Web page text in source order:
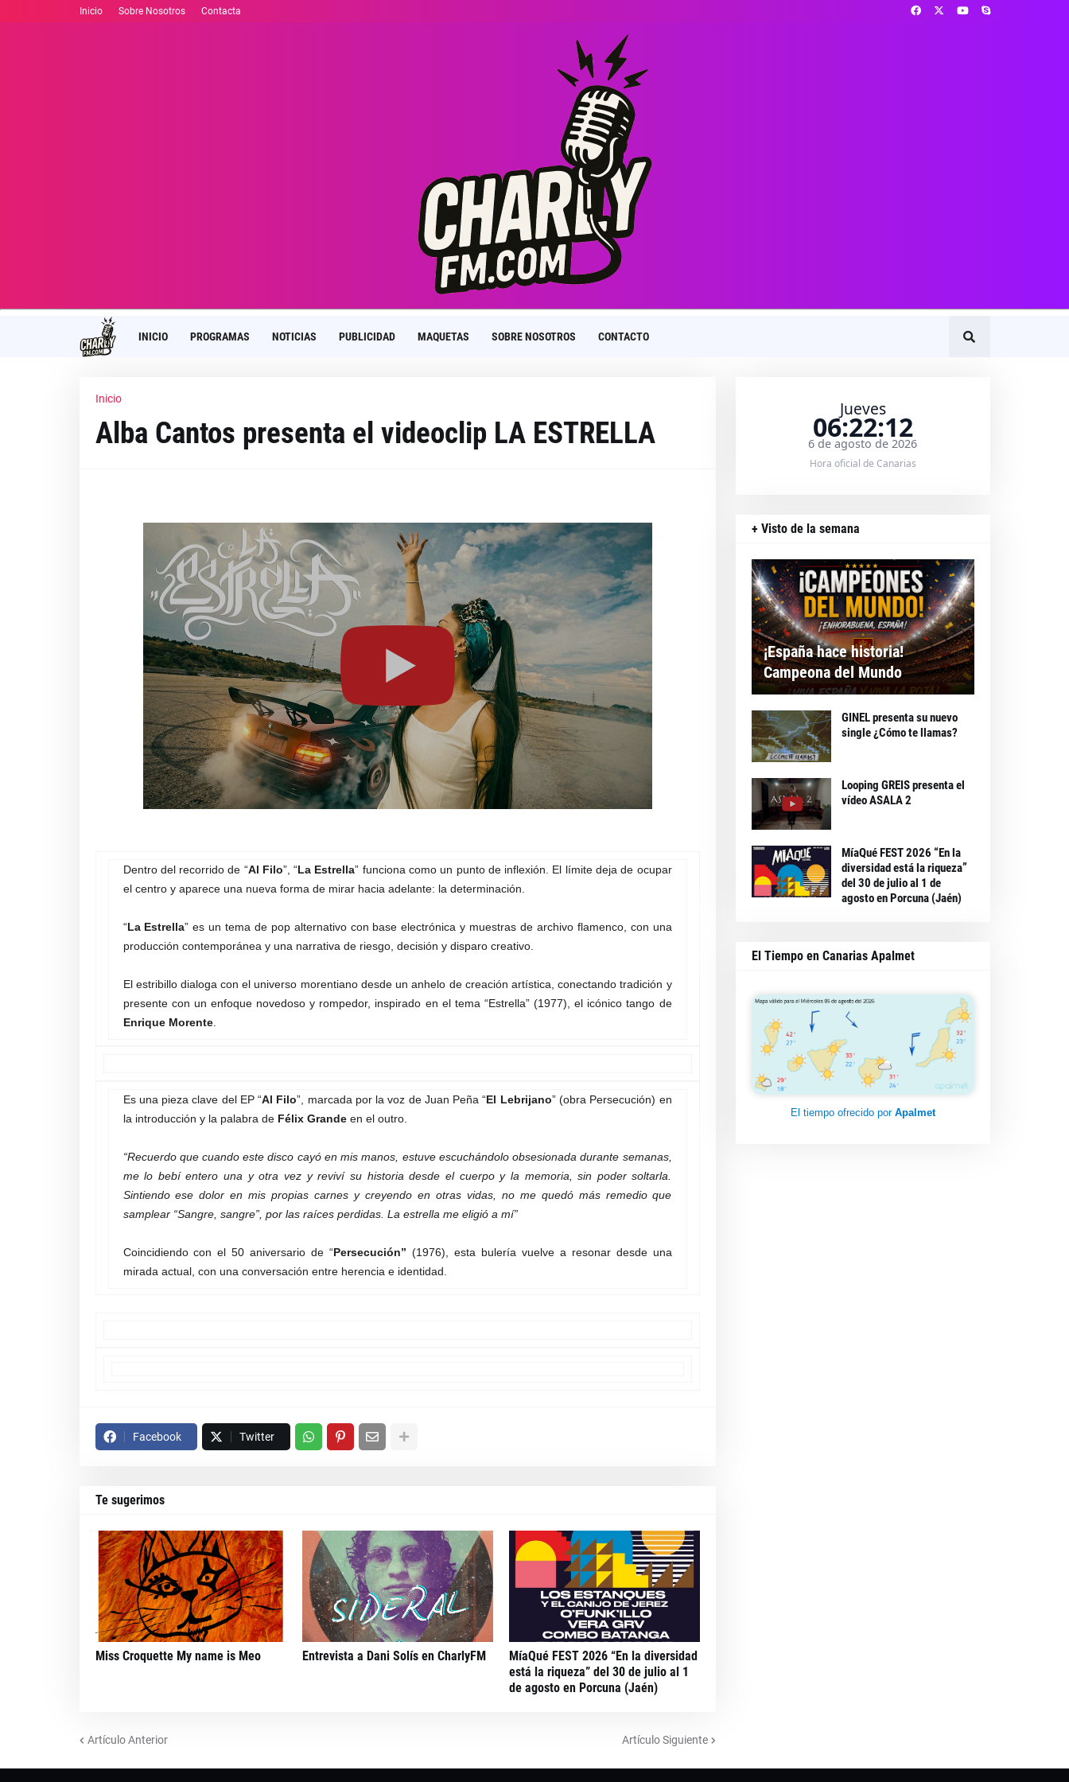
Inicio Sobre Nosotros Contacta
INICIO PROGRAMAS NOTICIAS PUBLICIDAD MAQUETAS SOBRE NOSOTROS CONTACTO
Inicio
Alba Cantos presenta el videoclip LA ESTRELLA
Dentro del recorrido de “Al Filo”, “La Estrella” funciona como un punto de inflexión. El límite deja de ocupar
el centro y aparece una nueva forma de mirar hacia adelante: la determinación.
“La Estrella” es un tema de pop alternativo con base electrónica y muestras de archivo flamenco, con una
producción contemporánea y una narrativa de riesgo, decisión y disparo creativo.
El estribillo dialoga con el universo morentiano desde un anhelo de creación artística, conectando tradición y
presente con un enfoque novedoso y rompedor, inspirado en el tema “Estrella” (1977), el icónico tango de
Enrique Morente.
Es una pieza clave del EP “Al Filo”, marcada por la voz de Juan Peña “El Lebrijano” (obra Persecución) en
la introducción y la palabra deFélix Grandeen el outro.
“Recuerdo que cuando este disco cayó en mis manos, estuve escuchándolo obsesionada durante semanas,
me lo bebí entero una y otra vez y reviví su historia desde el cuerpo y la memoria, sin poder soltarla.
Sintiendo ese dolor en mis propias carnes y creyendo en otras vidas, no me quedó más remedio que
samplear “Sangre, sangre”, por las raíces perdidas. La estrella me eligió a mí”
Coincidiendo con el 50 aniversario de “Persecución” (1976), esta bulería vuelve a resonar desde una
mirada actual, con una conversación entre herencia e identidad.
Facebook Twitter
Te sugerimos
Miss Croquette My name is Meo Entrevista a Dani Solís en CharlyFM
MíaQué FEST 2026 “En la diversidad
está la riqueza” del 30 de julio al 1
de agosto en Porcuna (Jaén)
Artículo Anterior Artículo Siguiente
Jueves
06:22:13
6 de agosto de 2026
Hora oficial de Canarias
+ Visto de la semana
¡España hace historia!
Campeona del Mundo
GINEL presenta su nuevo
single ¿Cómo te llamas?
Looping GREIS presenta el
vídeo ASALA 2
MíaQué FEST 2026 “En la
diversidad está la riqueza”
del 30 de julio al 1 de
agosto en Porcuna (Jaén)
El Tiempo en Canarias Apalmet
El tiempo ofrecido por Apalmet